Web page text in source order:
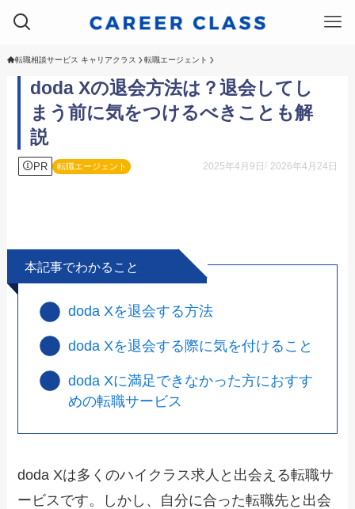
転職相談サービス キャリアクラス 転職エージェント
doda Xの退会方法は？退会してし
まう前に気をつけるべきことも解
説
PR 転職エージェント 2025年4月9日 2026年4月24日
本記事でわかること
doda Xを退会する方法
doda Xを退会する際に気を付けること
doda Xに満足できなかった方におすす
めの転職サービス
doda Xは多くのハイクラス求人と出会える転職サ
ービスです。しかし、自分に合った転職先と出会